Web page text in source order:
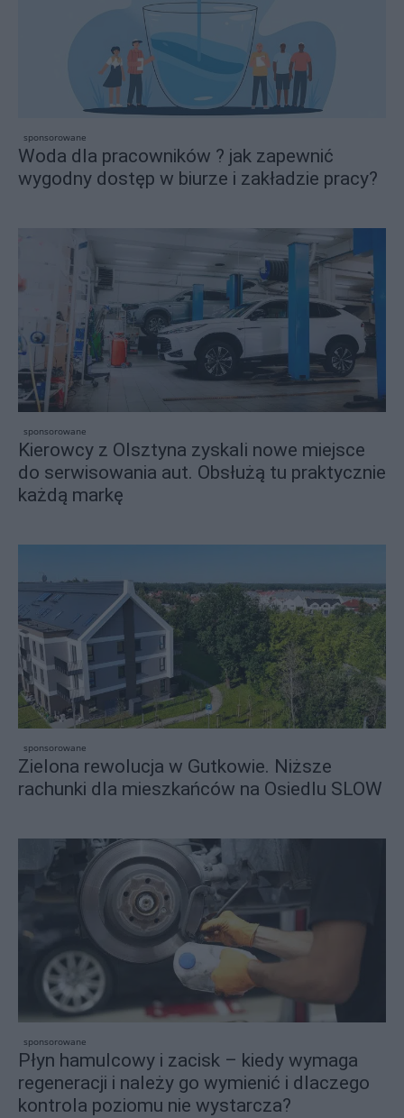
sponsorowane
Woda dla pracowników ? jak zapewnić
wygodny dostęp w biurze i zakładzie pracy?
sponsorowane
Kierowcy z Olsztyna zyskali nowe miejsce
do serwisowania aut. Obsłużą tu praktycznie
każdą markę
sponsorowane
Zielona rewolucja w Gutkowie. Niższe
rachunki dla mieszkańców na Osiedlu SLOW
sponsorowane
Płyn hamulcowy i zacisk – kiedy wymaga
regeneracji i należy go wymienić i dlaczego
kontrola poziomu nie wystarcza?